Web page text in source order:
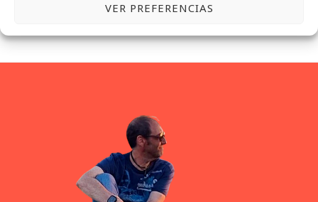
VER PREFERENCIAS